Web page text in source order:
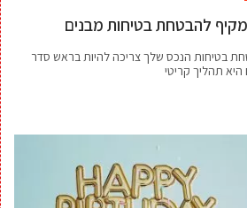
להבטחת בטיחות מבנים
בטיחות הנכס שלך צריכה להיות בראש סדר
היא תהליך קריטי